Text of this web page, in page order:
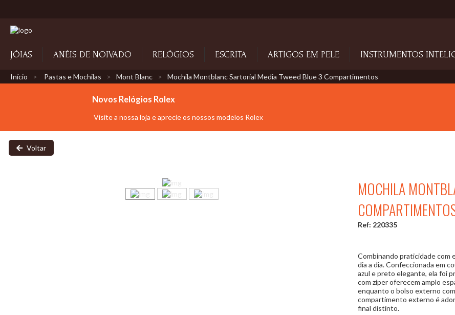
JÓIAS ANÉIS DE NOIVADO RELÓGIOS ESCRITA ARTIGOS EM PELE INSTRUMENTOS
Início Pastas e Mochilas Mont Blanc Mochila Montblanc Sartorial Media Tweed Blue 3 Compartimentos
Novos Relógios Rolex
Visite a nossa loja e aprecie os nossos modelos Rolex
Voltar
MOCHILA
Ref: 220335
Combinando praticidade com
dia a dia. Confeccionada em
azul e preto elegante, ela foi
com zíper oferecem amplo
enquanto o bolso externo
compartimento externo é
final distinto.